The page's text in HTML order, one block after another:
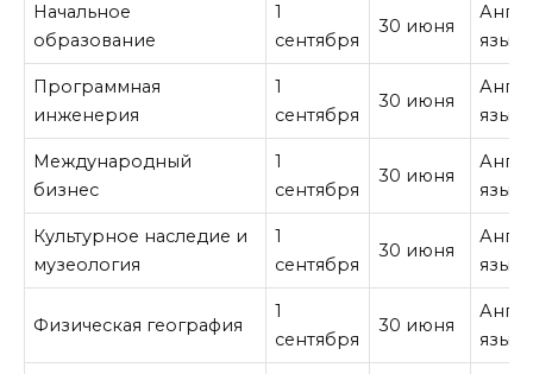
Начальное
образование
1
сентября
30 июня
язык
Программная
инженерия
1
сентября
30 июня
язык
Международный
бизнес
1
сентября
30 июня
язык
Культурное наследие и
музеология
1
сентября
30 июня
язык
Физическая география
1
сентября
30 июня
язык